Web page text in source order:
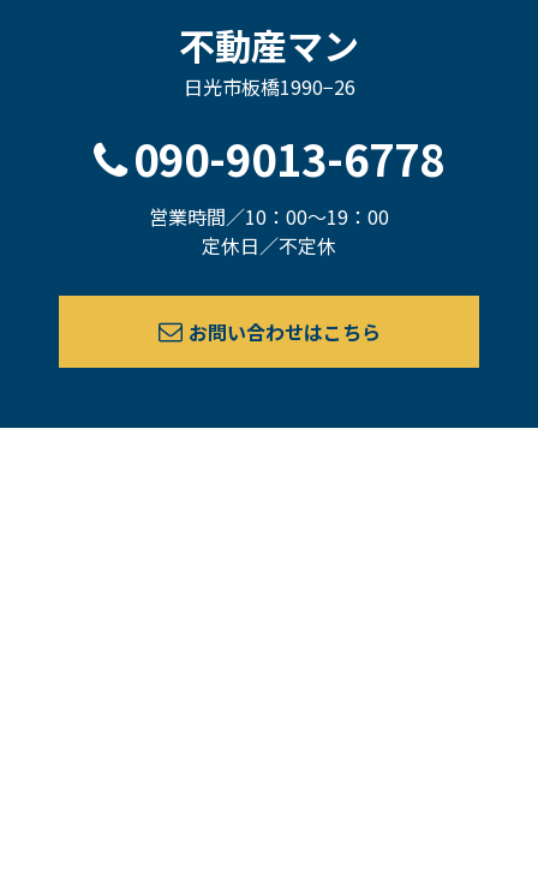
不動産マン
日光市板橋1990−26
090-9013-6778
営業時間／10：00〜19：00
定休日／不定休
お問い合わせはこちら